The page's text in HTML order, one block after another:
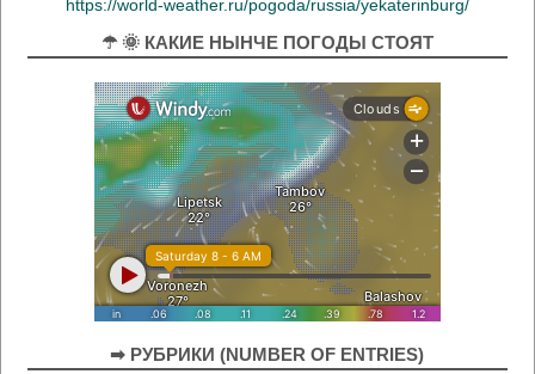
https://world-weather.ru/pogoda/russia/yekaterinburg/
☂ 🌞 КАКИЕ НЫНЧЕ ПОГОДЫ СТОЯТ
➡ РУБРИКИ (NUMBER OF ENTRIES)